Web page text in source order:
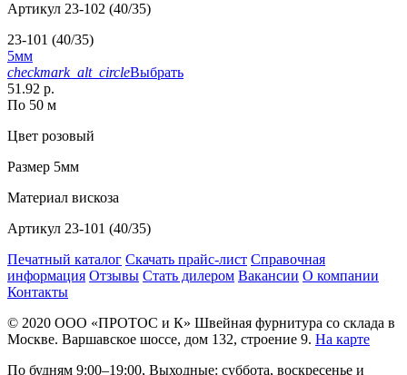
Артикул 23-102 (40/35)
23-101 (40/35)
5мм
checkmark_alt_circleВыбрать
51.92 р.
По 50 м
Цвет розовый
Размер 5мм
Материал вискоза
Артикул 23-101 (40/35)
Печатный каталог Скачать прайс-лист Справочная
информация Отзывы Стать дилером Вакансии О компании
Контакты
© 2020 ООО «ПРОТОС и К» Швейная фурнитура со склада в
Москве. Варшавское шоссе, дом 132, строение 9. На карте
По будням 9:00–19:00, Выходные: суббота, воскресенье и